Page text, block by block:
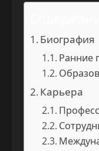
Биография
Ранние
Карьера